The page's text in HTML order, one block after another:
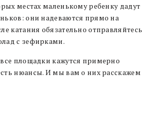
местах маленькому ребенку дадут
они надеваются прямо на
катания обязательно отправляйтесь
с зефирками.
площадки кажутся примерно
нюансы. И мы вам о них расскажем